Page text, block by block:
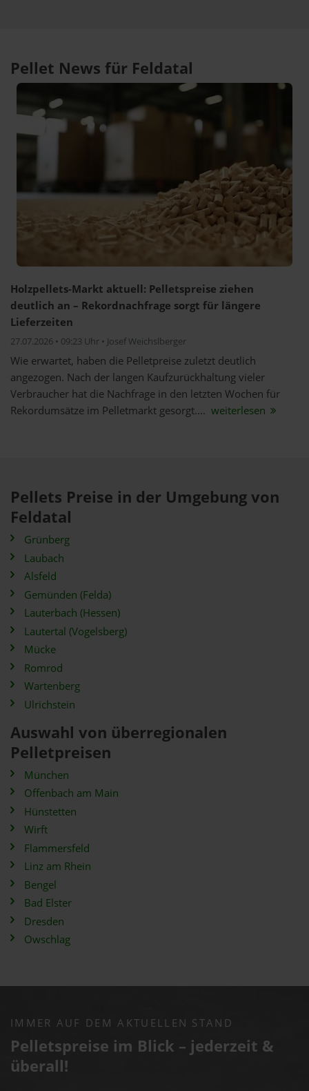
Pellet News für Feldatal
Holzpellets-Markt aktuell: Pelletspreise ziehen
deutlich an – Rekordnachfrage sorgt für längere
Lieferzeiten
27.07.2026 • 09:23 Uhr • Josef Weichslberger
Wie erwartet, haben die Pelletpreise zuletzt deutlich
angezogen. Nach der langen Kaufzurückhaltung vieler
Verbraucher hat die Nachfrage in den letzten Wochen für
Rekordumsätze im Pelletmarkt gesorgt.... weiterlesen
Pellets Preise in der Umgebung von
Feldatal
Grünberg
Laubach
Alsfeld
Gemünden (Felda)
Lauterbach (Hessen)
Lautertal (Vogelsberg)
Mücke
Romrod
Wartenberg
Ulrichstein
Auswahl von überregionalen
Pelletpreisen
München
Offenbach am Main
Hünstetten
Wirft
Flammersfeld
Linz am Rhein
Bengel
Bad Elster
Dresden
Owschlag
IMMER AUF DEM AKTUELLEN STAND
Pelletspreise im Blick – jederzeit &
überall!